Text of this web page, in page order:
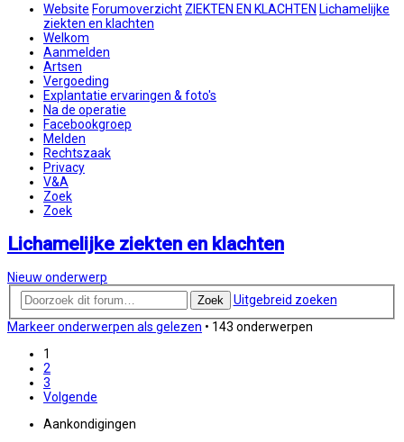
Website Forumoverzicht ZIEKTEN EN KLACHTEN Lichamelijke
ziekten en klachten
Welkom
Aanmelden
Artsen
Vergoeding
Explantatie ervaringen & foto's
Na de operatie
Facebookgroep
Melden
Rechtszaak
Privacy
V&A
Zoek
Zoek
Lichamelijke ziekten en klachten
Nieuw onderwerp
Zoek
Uitgebreid zoeken
Markeer onderwerpen als gelezen • 143 onderwerpen
1
2
3
Volgende
Aankondigingen